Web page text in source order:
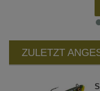
ZULETZT